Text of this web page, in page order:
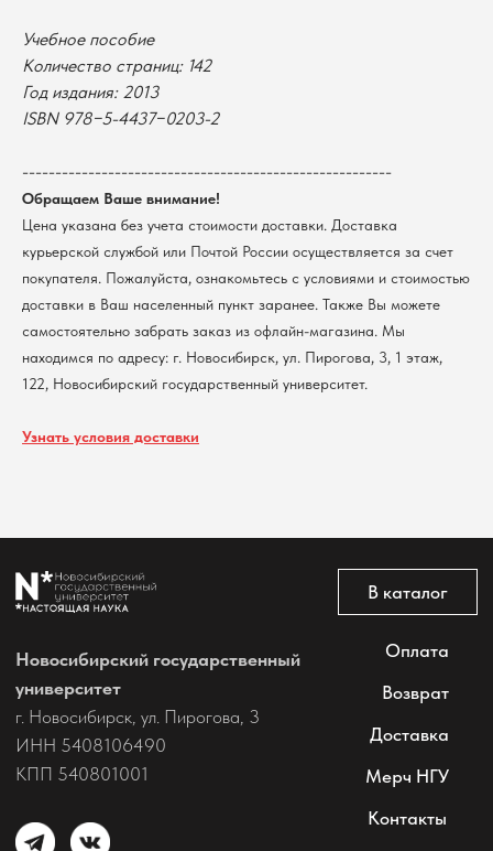
Учебное пособие
Количество страниц: 142
Год издания: 2013
ISBN 978−5-4437−0203-2
--------------------------------------------------------
Обращаем Ваше внимание!
Цена указана без учета стоимости доставки. Доставка
курьерской службой или Почтой России осуществляется за счет
покупателя. Пожалуйста, ознакомьтесь с условиями и стоимостью
доставки в Ваш населенный пункт заранее. Также Вы можете
самостоятельно забрать заказ из офлайн-магазина. Мы
находимся по адресу: г. Новосибирск, ул. Пирогова, 3, 1 этаж,
122, Новосибирский государственный университет.
Узнать условия доставки
@2026 Новосибирский государственный университет.
Все права защищены
Согласие на обработку персональных данных
университет
г. Новосибирск, ул. Пирогова, 3
ИНН 5408106490
КПП 540801001